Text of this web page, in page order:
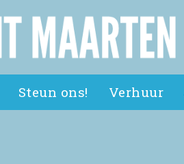
Steun ons! Verhuur